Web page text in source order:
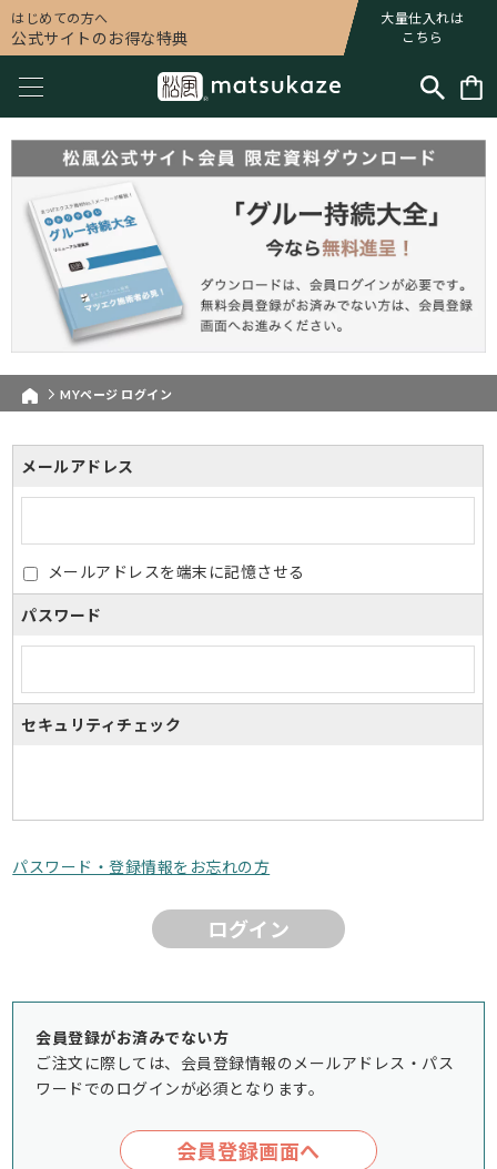
はじめての方へ
公式サイトのお得な特典
大量仕入れは
こちら
MYページ ログイン
メールアドレス
メールアドレスを端末に記憶させる
パスワード
セキュリティチェック
パスワード・登録情報をお忘れの方
ログイン
会員登録がお済みでない方
ご注文に際しては、会員登録情報のメールアドレス・パス
ワードでのログインが必須となります。
会員登録画面へ